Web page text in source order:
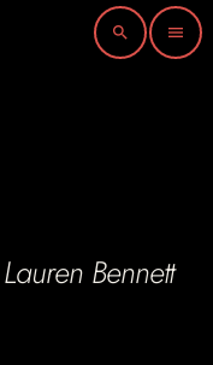
search menu
Bennett